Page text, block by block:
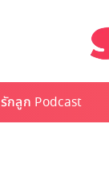
รักลูก Podcast